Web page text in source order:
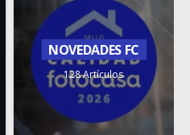
NOVEDADES FC
128 Artículos